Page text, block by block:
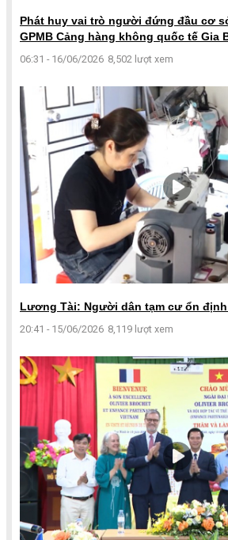
Phát huy vai trò người đứng đầu cơ
GPMB Cảng hàng không quốc tế Gia
06:31 - 16/06/2026 8,502 lượt xem
Lương Tài: Người dân tạm cư ổn
20:41 - 15/06/2026 8,119 lượt xem